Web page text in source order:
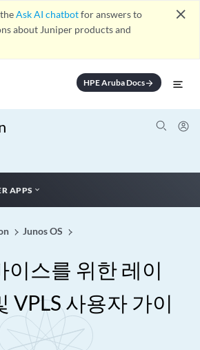
Ask AI chatbotfor answers to
about Juniper products and
close
HPE Aruba Docsarrow_forward
APPS
Junos OS
이스를 위한 레이
VPLS 사용자 가이